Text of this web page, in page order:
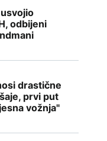
odbijeni
drastične
prvi put
vožnja"